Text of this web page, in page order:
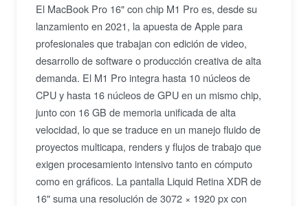
El MacBook Pro 16" con chip M1 Pro es, desde su
lanzamiento en 2021, la apuesta de Apple para
profesionales que trabajan con edición de video,
desarrollo de software o producción creativa de alta
demanda. El M1 Pro integra hasta 10 núcleos de
CPU y hasta 16 núcleos de GPU en un mismo chip,
junto con 16 GB de memoria unificada de alta
velocidad, lo que se traduce en un manejo fluido de
proyectos multicapa, renders y flujos de trabajo que
exigen procesamiento intensivo tanto en cómputo
como en gráficos. La pantalla Liquid Retina XDR de
16" suma una resolución de 3072 × 1920 px con